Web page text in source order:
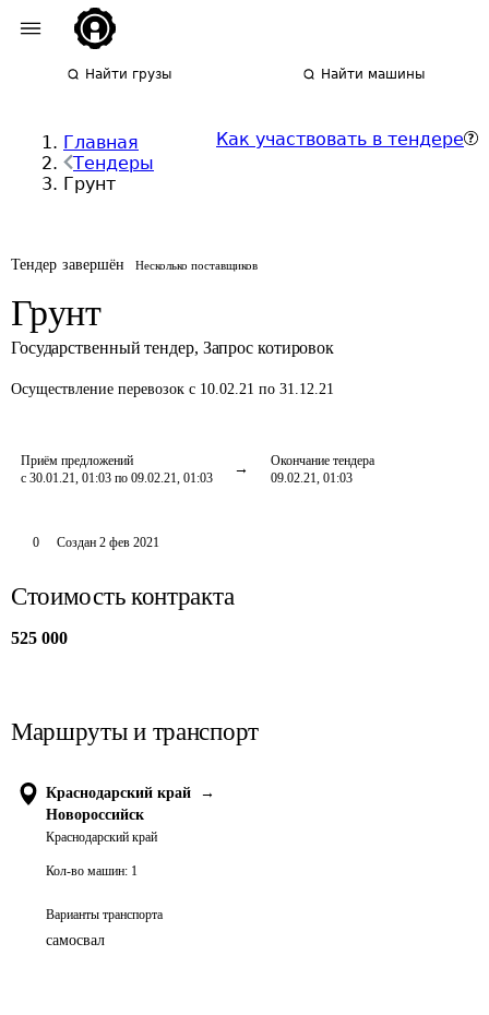
Найти грузы Найти машины
Главная
Тендеры
Грунт
Как участвовать в тендере
Тендер завершён Несколько поставщиков
Грунт
Государственный тендер, Запрос котировок
Осуществление перевозок с 10.02.21 по 31.12.21
Приём предложений
с 30.01.21, 01:03 по 09.02.21, 01:03
Окончание тендера
09.02.21, 01:03
0 Создан 2 фев 2021
Стоимость контракта
525 000
Маршруты и транспорт
Краснодарский край
→
Новороссийск
Краснодарский край
Кол-во машин: 1
Варианты транспорта
самосвал